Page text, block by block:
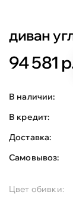
диван
94 581
В наличии:
В кредит:
Доставка:
Самовывоз:
Цвет обивки: